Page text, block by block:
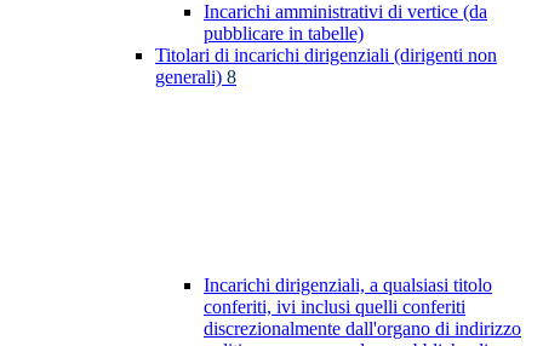
Incarichi amministrativi di vertice (da
pubblicare in tabelle)
Titolari di incarichi dirigenziali (dirigenti non
generali) 8
Incarichi dirigenziali, a qualsiasi titolo
conferiti, ivi inclusi quelli conferiti
discrezionalmente dall'organo di indirizzo